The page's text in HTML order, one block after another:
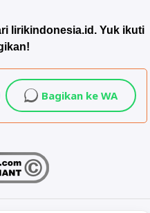
lirikindonesia.id. Yuk ikuti
Bagikan ke WA